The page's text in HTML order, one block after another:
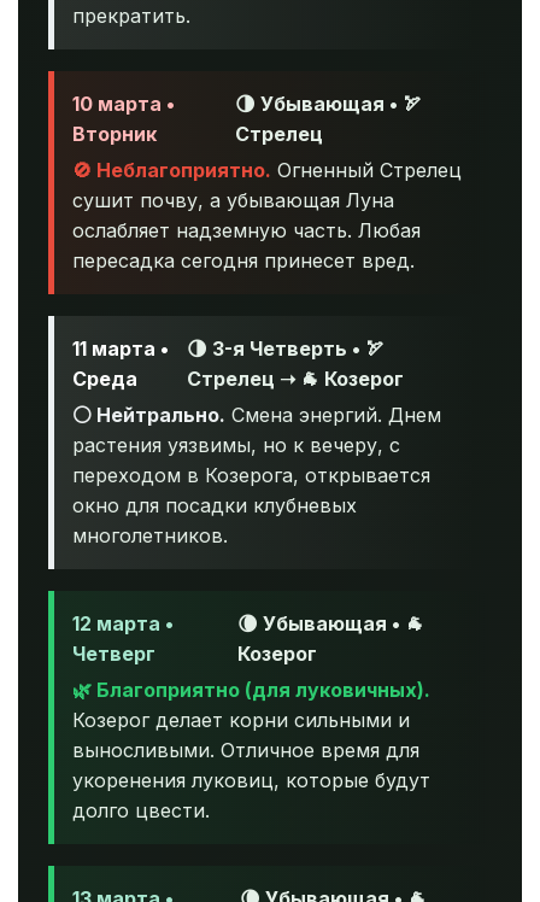
прекратить.
10 марта •
Вторник
🌗 Убывающая • 🏹
Стрелец
🚫 Неблагоприятно. Огненный Стрелец
сушит почву, а убывающая Луна
ослабляет надземную часть. Любая
пересадка сегодня принесет вред.
11 марта •
Среда
🌗 3-я Четверть • 🏹
Стрелец ➝ 🐐 Козерог
⚪ Нейтрально. Смена энергий. Днем
растения уязвимы, но к вечеру, с
переходом в Козерога, открывается
окно для посадки клубневых
многолетников.
12 марта •
Четверг
🌘 Убывающая • 🐐
Козерог
🌿 Благоприятно (для луковичных).
Козерог делает корни сильными и
выносливыми. Отличное время для
укоренения луковиц, которые будут
долго цвести.